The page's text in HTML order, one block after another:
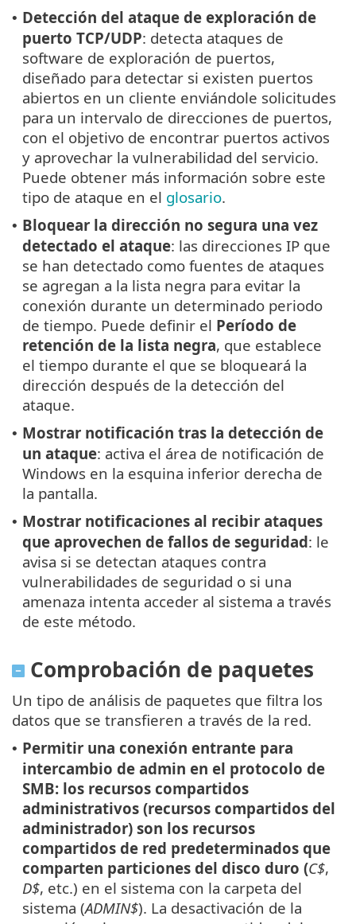
• Detección del ataque de exploración de
puerto TCP/UDP: detecta ataques de
software de exploración de puertos,
diseñado para detectar si existen puertos
abiertos en un cliente enviándole solicitudes
para un intervalo de direcciones de puertos,
con el objetivo de encontrar puertos activos
y aprovechar la vulnerabilidad del servicio.
Puede obtener más información sobre este
tipo de ataque en el glosario.
• Bloquear la dirección no segura una vez
detectado el ataque: las direcciones IP que
se han detectado como fuentes de ataques
se agregan a la lista negra para evitar la
conexión durante un determinado periodo
de tiempo. Puede definir el Período de
retención de la lista negra, que establece
el tiempo durante el que se bloqueará la
dirección después de la detección del
ataque.
• Mostrar notificación tras la detección de
un ataque: activa el área de notificación de
Windows en la esquina inferior derecha de
la pantalla.
• Mostrar notificaciones al recibir ataques
que aprovechen de fallos de seguridad: le
avisa si se detectan ataques contra
vulnerabilidades de seguridad o si una
amenaza intenta acceder al sistema a través
de este método.
Comprobación de paquetes
Un tipo de análisis de paquetes que filtra los
datos que se transfieren a través de la red.
• Permitir una conexión entrante para
intercambio de admin en el protocolo de
SMB: los recursos compartidos
administrativos (recursos compartidos del
administrador) son los recursos
compartidos de red predeterminados que
comparten particiones del disco duro (C$,
D$, etc.) en el sistema con la carpeta del
sistema (ADMIN$). La desactivación de la